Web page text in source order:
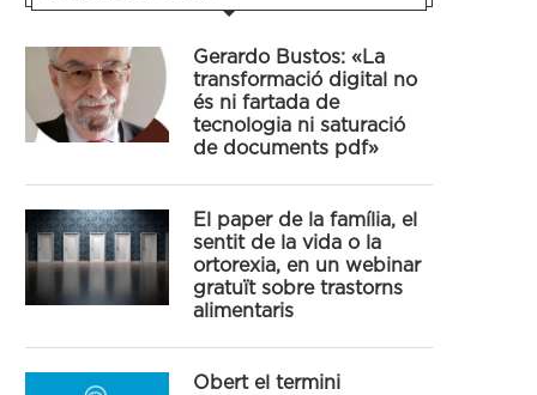
Gerardo Bustos: «La
transformació digital no
és ni fartada de
tecnologia ni saturació
de documents pdf»
El paper de la família, el
sentit de la vida o la
ortorexia, en un webinar
gratuït sobre trastorns
alimentaris
Obert el termini